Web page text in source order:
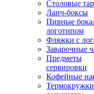
Столовые
Ланч-боксы
Пивные
логотипом
Фляжки с
Заварочные
Предметы
сервировки
Кофейные